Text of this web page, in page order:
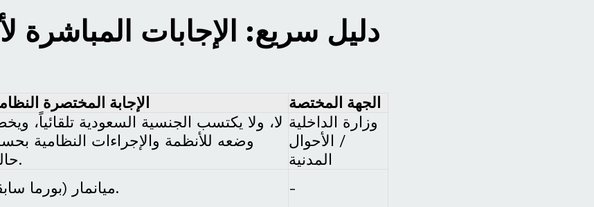
دليل سريع: الإجابات المباشرة
الإجابة المختصرة
الجهة المختصة
لا، ولا يكتسب الجنسية السعودية تلقائياً،
وضعه للأنظمة والإجراءات النظامية
حالته.
وزارة الداخلية
/ الأحوال
المدنية
ميانمار (بورما سابقاً).
-